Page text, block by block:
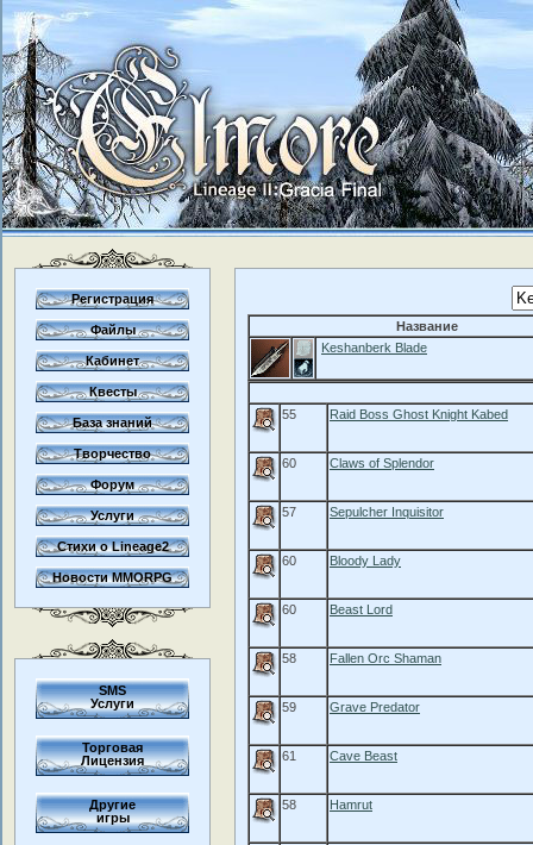
Регистрация
Файлы
Кабинет
Квесты
База знаний
Творчество
Форум
Услуги
Стихи о Lineage2
Новости MMORPG
SMS
Услуги
Торговая
Лицензия
Другие
игры
Название
Keshanberk Blade
55 Raid Boss Ghost Knight Kabed
60 Claws of Splendor
57 Sepulcher Inquisitor
60 Bloody Lady
60 Beast Lord
58 Fallen Orc Shaman
59 Grave Predator
61 Cave Beast
58 Hamrut